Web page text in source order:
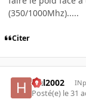
(350/1000Mhz).....
Citer
Hal2002
Posté(e) le 31